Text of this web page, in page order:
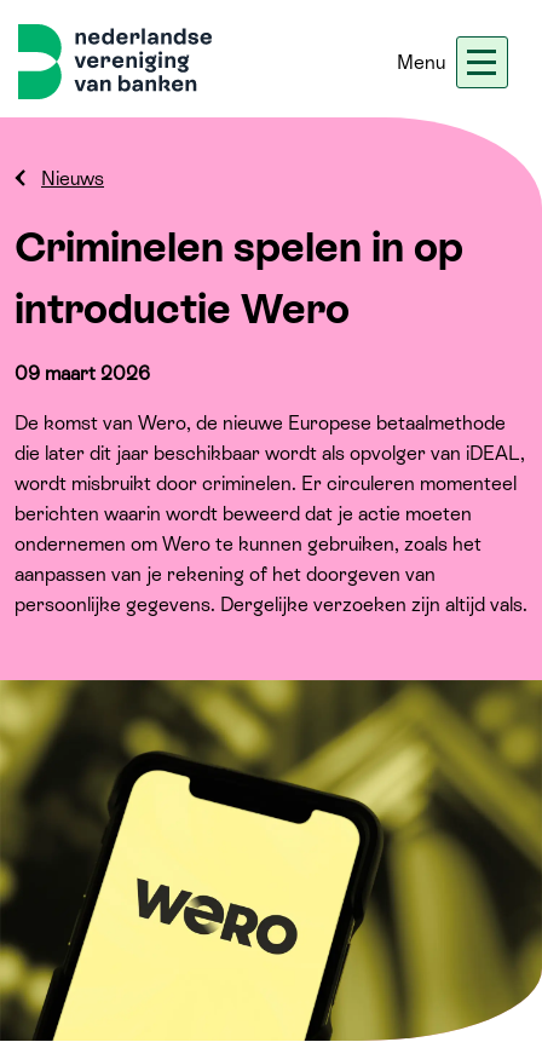
Onze koers
Meer
Over ons
Menu
Nieuws
Criminelen spelen in op
introductie Wero
09 maart 2026
De komst van Wero, de nieuwe Europese betaalmethode
die later dit jaar beschikbaar wordt als opvolger van iDEAL,
wordt misbruikt door criminelen. Er circuleren momenteel
berichten waarin wordt beweerd dat je actie moeten
ondernemen om Wero te kunnen gebruiken, zoals het
aanpassen van je rekening of het doorgeven van
persoonlijke gegevens. Dergelijke verzoeken zijn altijd vals.